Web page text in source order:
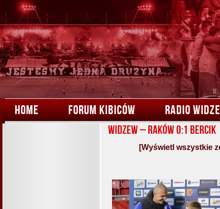
HOME FORUM KIBICÓW RADIO
Widzew – Raków 0:1 Bercik
[Wyświetl wszystkie